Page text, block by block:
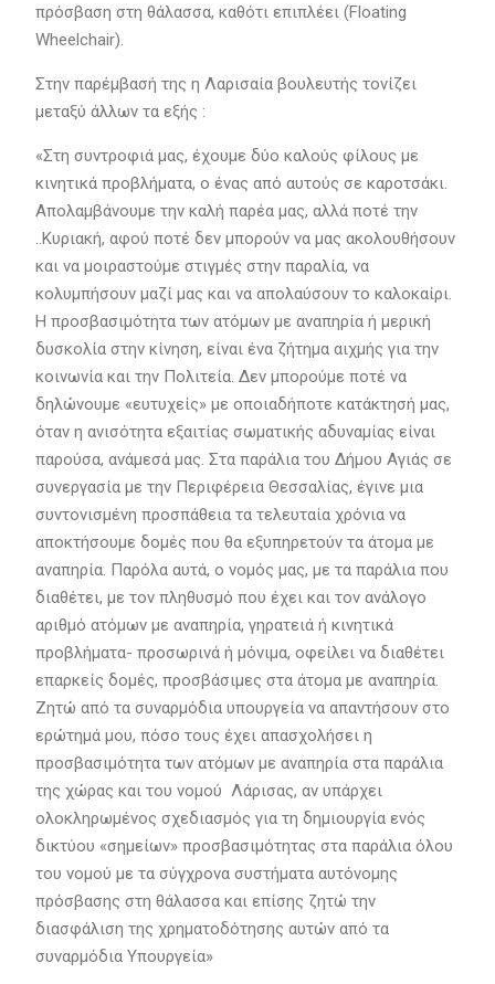
πρόσβαση στη θάλασσα, καθότι επιπλέει (Floating
Wheelchair).
Στην παρέμβασή της η Λαρισαία βουλευτής τονίζει
μεταξύ άλλων τα εξής :
«Στη συντροφιά μας, έχουμε δύο καλούς φίλους με
κινητικά προβλήματα, ο ένας από αυτούς σε καροτσάκι.
Απολαμβάνουμε την καλή παρέα μας, αλλά ποτέ την
..Κυριακή, αφού ποτέ δεν μπορούν να μας ακολουθήσουν
και να μοιραστούμε στιγμές στην παραλία, να
κολυμπήσουν μαζί μας και να απολαύσουν το καλοκαίρι.
Η προσβασιμότητα των ατόμων με αναπηρία ή μερική
δυσκολία στην κίνηση, είναι ένα ζήτημα αιχμής για την
κοινωνία και την Πολιτεία. Δεν μπορούμε ποτέ να
δηλώνουμε «ευτυχείς» με οποιαδήποτε κατάκτησή μας,
όταν η ανισότητα εξαιτίας σωματικής αδυναμίας είναι
παρούσα, ανάμεσά μας. Στα παράλια του Δήμου Αγιάς σε
συνεργασία με την Περιφέρεια Θεσσαλίας, έγινε μια
συντονισμένη προσπάθεια τα τελευταία χρόνια να
αποκτήσουμε δομές που θα εξυπηρετούν τα άτομα με
αναπηρία. Παρόλα αυτά, ο νομός μας, με τα παράλια που
διαθέτει, με τον πληθυσμό που έχει και τον ανάλογο
αριθμό ατόμων με αναπηρία, γηρατειά ή κινητικά
προβλήματα- προσωρινά ή μόνιμα, οφείλει να διαθέτει
επαρκείς δομές, προσβάσιμες στα άτομα με αναπηρία.
Ζητώ από τα συναρμόδια υπουργεία να απαντήσουν στο
ερώτημά μου, πόσο τους έχει απασχολήσει η
προσβασιμότητα των ατόμων με αναπηρία στα παράλια
της χώρας και του νομού Λάρισας, αν υπάρχει
ολοκληρωμένος σχεδιασμός για τη δημιουργία ενός
δικτύου «σημείων» προσβασιμότητας στα παράλια όλου
του νομού με τα σύγχρονα συστήματα αυτόνομης
πρόσβασης στη θάλασσα και επίσης ζητώ την
διασφάλιση της χρηματοδότησης αυτών από τα
συναρμόδια Υπουργεία»